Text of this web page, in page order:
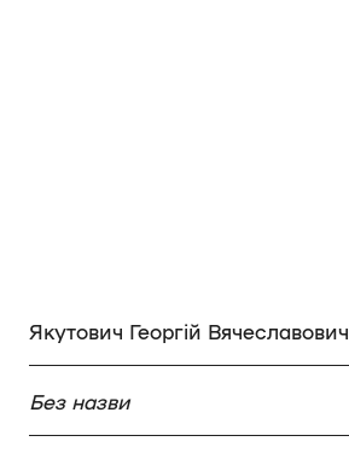
Якутович Георгій Вячеславович
Без назви